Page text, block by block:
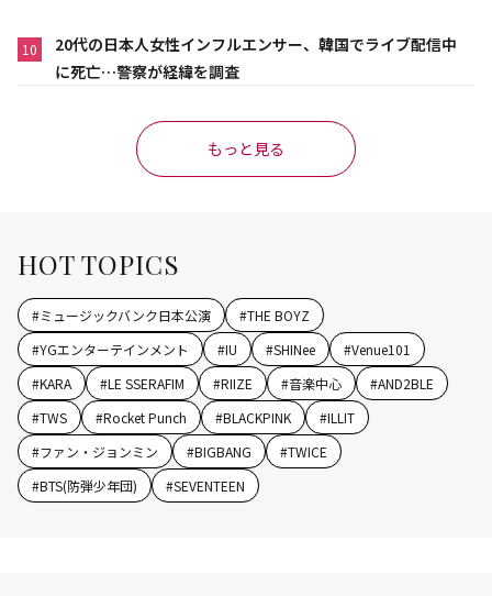
10
20代の日本人女性インフルエンサー、韓国でライブ配信中
に死亡…警察が経緯を調査
もっと見る
HOT TOPICS
#ミュージックバンク日本公演 #THE BOYZ
#YGエンターテインメント #IU #SHINee #Venue101
#KARA #LE SSERAFIM #RIIZE #音楽中心 #AND2BLE
#TWS #Rocket Punch #BLACKPINK #ILLIT
#ファン・ジョンミン #BIGBANG #TWICE
#BTS(防弾少年団) #SEVENTEEN